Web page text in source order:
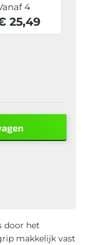
4
25,49
door het
makkelijk vast